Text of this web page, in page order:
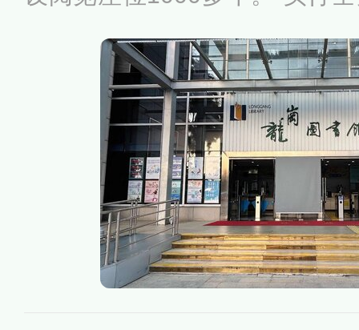
开架借阅。